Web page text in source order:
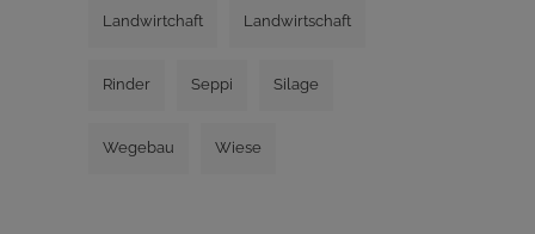
Landwirtchaft Landwirtschaft
Rinder Seppi Silage
Wegebau Wiese